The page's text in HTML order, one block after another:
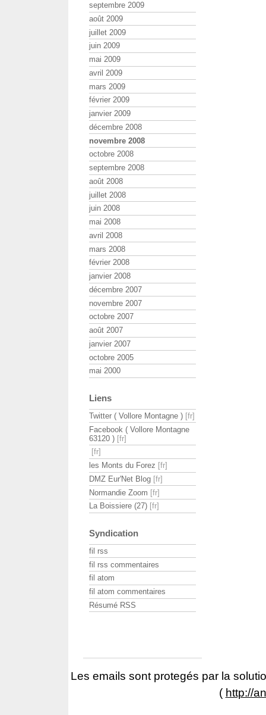
septembre 2009
août 2009
juillet 2009
juin 2009
mai 2009
avril 2009
mars 2009
février 2009
janvier 2009
décembre 2008
novembre 2008
octobre 2008
septembre 2008
août 2008
juillet 2008
juin 2008
mai 2008
avril 2008
mars 2008
février 2008
janvier 2008
décembre 2007
novembre 2007
octobre 2007
août 2007
janvier 2007
octobre 2005
mai 2000
Liens
Twitter ( Vollore Montagne )
Facebook ( Vollore Montagne
63120 )
les Monts du Forez
DMZ Eur'Net Blog
Normandie Zoom
La Boissiere (27)
Syndication
fil rss
fil rss commentaires
fil atom
fil atom commentaires
Résumé RSS
Les emails sont protegés par la
( http://